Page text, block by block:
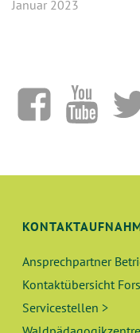
Januar 2023
Ansprechpartner
Kontaktübersicht
Servicestellen >